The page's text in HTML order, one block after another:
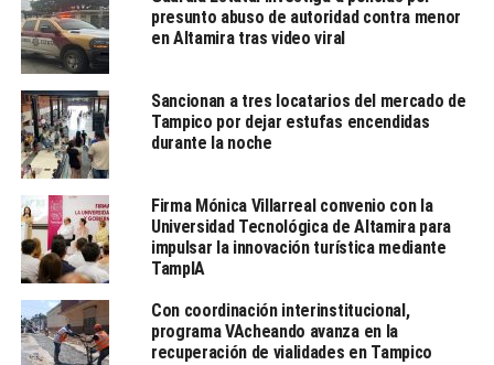
Estatal en Altamira
Redacción
Desde la redacción.
presunto abuso de autoridad contra menor
en Altamira tras video viral
Sancionan a tres locatarios del mercado de
Tampico por dejar estufas encendidas
durante la noche
Firma Mónica Villarreal convenio con la
Universidad Tecnológica de Altamira para
impulsar la innovación turística mediante
TampIA
Con coordinación interinstitucional,
programa VAcheando avanza en la
recuperación de vialidades en Tampico